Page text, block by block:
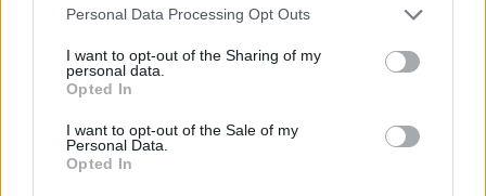
Please note that this website/app uses one or more Google
not limited to your visit or usage behaviour. You may click to
grant or deny consent to Google and its third-party tags to
use your data for below specified purposes in below Google
consent section.
Personal Data Processing Opt Outs
I want to opt-out of the Sharing of my
personal data.
Opted In
I want to opt-out of the Sale of my
Personal Data.
Opted In
Ahogyan férje, Blake Lively is nagy családból
érkezik. A Forbes magazinnak adott interjújában
arról is beszélt, hogy maga is egy ötgyerekes
családban nőtt fel. „
már gyerekkorom óta így van, legyen szó a szüleimről
és a testvéreimről, vagy most már a saját
családomról.”